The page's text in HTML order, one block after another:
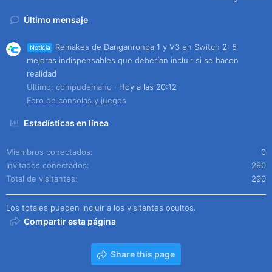
Último mensaje
Noticia
Remakes de Danganronpa 1 y V3 en Switch 2: 5
mejoras indispensables que deberían incluir si se hacen
realidad
Último: compudemano
Hoy a las 20:12
Foro de consolas y juegos
Estadísticas en línea
Miembros conectados
0
Invitados conectados
290
Total de visitantes
290
Los totales pueden incluir a los visitantes ocultos.
Compartir esta página
Share this page